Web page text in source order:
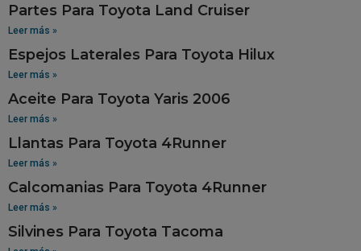
Partes Para Toyota Land Cruiser
Leer más »
Espejos Laterales Para Toyota Hilux
Leer más »
Aceite Para Toyota Yaris 2006
Leer más »
Llantas Para Toyota 4Runner
Leer más »
Calcomanias Para Toyota 4Runner
Leer más »
Silvines Para Toyota Tacoma